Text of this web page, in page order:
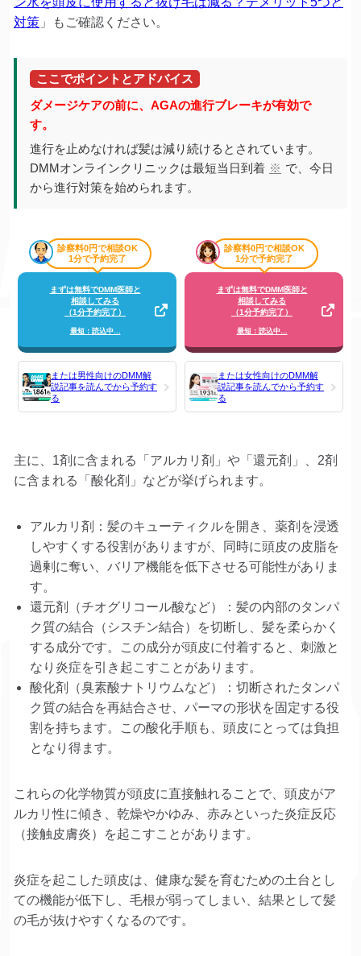
対策 」もご確認ください。
ここでポイントとアドバイス
ダメージケアの前に、AGAの進行ブレーキが有効で
す。
進行を止めなければ髪は減り続けるとされています。
DMMオンラインクリニックは最短当日到着 ※ で、今日
から進行対策を始められます。
診察料0円で相談OK
1分で予約完了
まずは無料でDMM医師と
相談してみる
（1分予約完了）
最短：読込中…
または男性向けのDMM解
説記事を読んでから予約す
る
診察料0円で相談OK
1分で予約完了
まずは無料でDMM医師と
相談してみる
（1分予約完了）
最短：読込中…
または女性向けのDMM解
説記事を読んでから予約す
る
主に、1剤に含まれる「アルカリ剤」や「還元剤」、2剤
に含まれる「酸化剤」などが挙げられます。
アルカリ剤：髪のキューティクルを開き、薬剤を浸透
しやすくする役割がありますが、同時に頭皮の皮脂を
過剰に奪い、バリア機能を低下させる可能性がありま
す。
還元剤（チオグリコール酸など）：髪の内部のタンパ
ク質の結合（シスチン結合）を切断し、髪を柔らかく
する成分です。この成分が頭皮に付着すると、刺激と
なり炎症を引き起こすことがあります。
酸化剤（臭素酸ナトリウムなど）：切断されたタンパ
ク質の結合を再結合させ、パーマの形状を固定する役
割を持ちます。この酸化手順も、頭皮にとっては負担
となり得ます。
これらの化学物質が頭皮に直接触れることで、頭皮がア
ルカリ性に傾き、乾燥やかゆみ、赤みといった炎症反応
（接触皮膚炎）を起こすことがあります。
炎症を起こした頭皮は、健康な髪を育むための土台とし
ての機能が低下し、毛根が弱ってしまい、結果として髪
の毛が抜けやすくなるのです。